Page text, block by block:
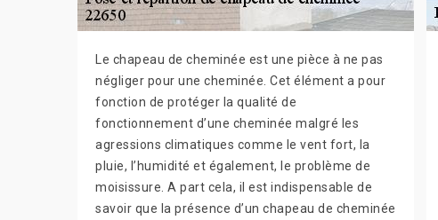
Le chapeau de cheminée est une pièce à ne pas
négliger pour une cheminée. Cet élément a pour
fonction de protéger la qualité de
fonctionnement d’une cheminée malgré les
agressions climatiques comme le vent fort, la
pluie, l’humidité et également, le problème de
moisissure. A part cela, il est indispensable de
savoir que la présence d’un chapeau de cheminée